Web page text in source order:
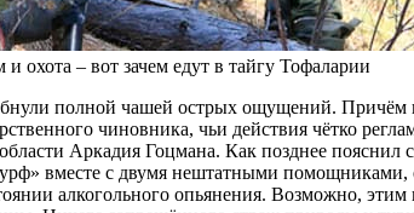
охота – вот зачем едут в тайгу Тофаларии
полной чашей острых ощущений.
чиновника, чьи действия чётко
Аркадия Гоцмана. Как позднее
вместе с двумя нештатными
алкогольного опьянения. Возможно,